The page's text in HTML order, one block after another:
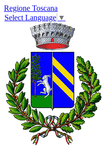
Regione Toscana
Select Language ▼